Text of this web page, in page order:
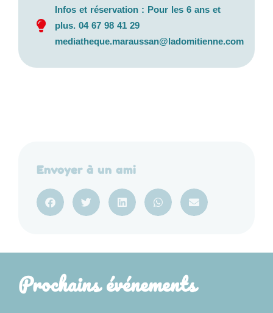
Infos et réservation : Pour les 6 ans et
plus. 04 67 98 41 29
mediatheque.maraussan@ladomitienne.com
Envoyer à un ami
Prochains événements